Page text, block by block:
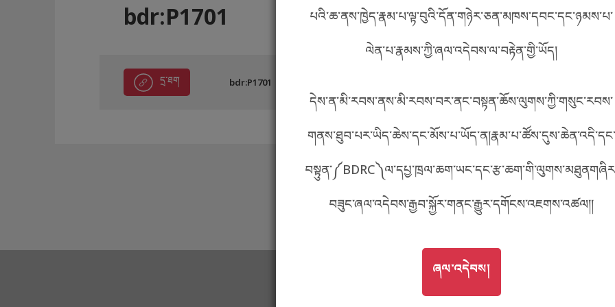
བོད་ཡིག
English
ភាសាខ្មែរ
པའི་ཆ་ནས་ཁྱེད་རྣམ་པ་ལྟ་བུའི་དོན་གཉེར་ཅན་མཁས་དབང་དང་ཉམས་པ་
ལེན་པ་རྣམས་ཀྱི་ཞལ་འདེབས་ལ་བརྟེན་གྱི་ཡོད།
དེས་ན་མི་རབས་ནས་མི་རབས་བར་ནང་བསྟན་ཆོས་ལུགས་ཀྱི་གསུང་རབས་
གནས་ཐུབ་པར་ཡིད་ཆེས་དང་མོས་པ་ཡོད་ན།རྣམ་པ་ཚོས་དུས་ཆེན་འདི་དང་
བཟུང་ཞལ་འདེབས་རྒྱབ་སྐྱོར་གནང་རྒྱུར་དགོངས་འཇགས་འཚལ།།
GO TOཞལ་འདེབས།
ཞལ་འདེབས།
bdr:P1701
དྲ་ཐག bdr:P1701